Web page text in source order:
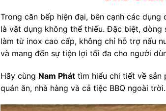
Trong căn bếp hiện đại, bên cạnh các
là vật dụng không thể thiếu. Đặc biệt, dòng
làm từ inox cao cấp, không chỉ hỗ trợ nấu
và mang đến sự tiện lợi tối đa cho người
Hãy cùng Nam Phát tìm hiểu chi tiết về sản
quán ăn, nhà hàng và cả tiệc BBQ ngoài trời.